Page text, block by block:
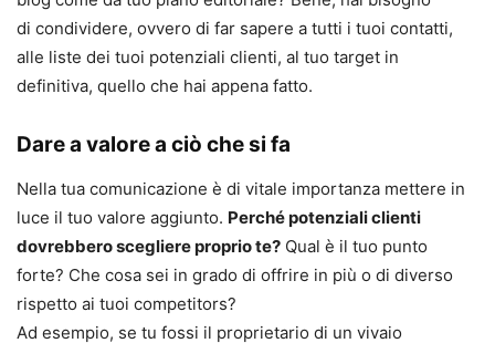
di condividere, ovvero di far sapere a tutti i tuoi contatti,
alle liste dei tuoi potenziali clienti, al tuo target in
definitiva, quello che hai appena fatto.
Dare a valore a ciò che si fa
Nella tua comunicazione è di vitale importanza mettere in
luce il tuo valore aggiunto. Perché potenziali clienti
dovrebbero scegliere proprio te? Qual è il tuo punto
forte? Che cosa sei in grado di offrire in più o di diverso
rispetto ai tuoi competitors?
Ad esempio, se tu fossi il proprietario di un vivaio